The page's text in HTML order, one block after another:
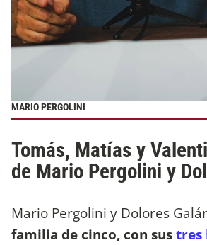
MARIO PERGOLINI
Tomás, Matías y
de Mario Pergolini y
Mario Pergolini y Dolores
familia de cinco, con sustres